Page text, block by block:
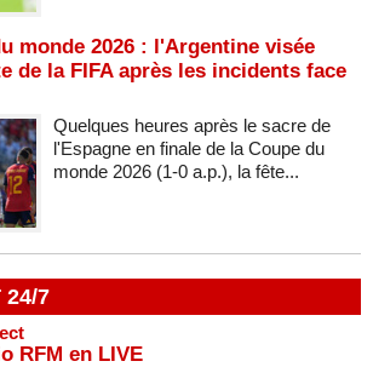
monde 2026 : l'Argentine visée
de la FIFA après les incidents face
Quelques heures après le sacre de
l'Espagne en finale de la Coupe du
monde 2026 (1-0 a.p.), la fête...
24/7
RFM en LIVE